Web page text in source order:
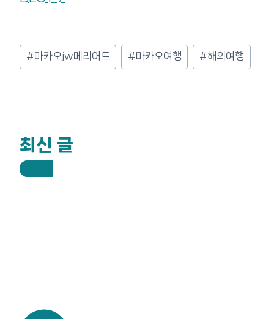
Post
Tags:
#마카오jw메리어트 #마카오여행 #해외여행
최신 글